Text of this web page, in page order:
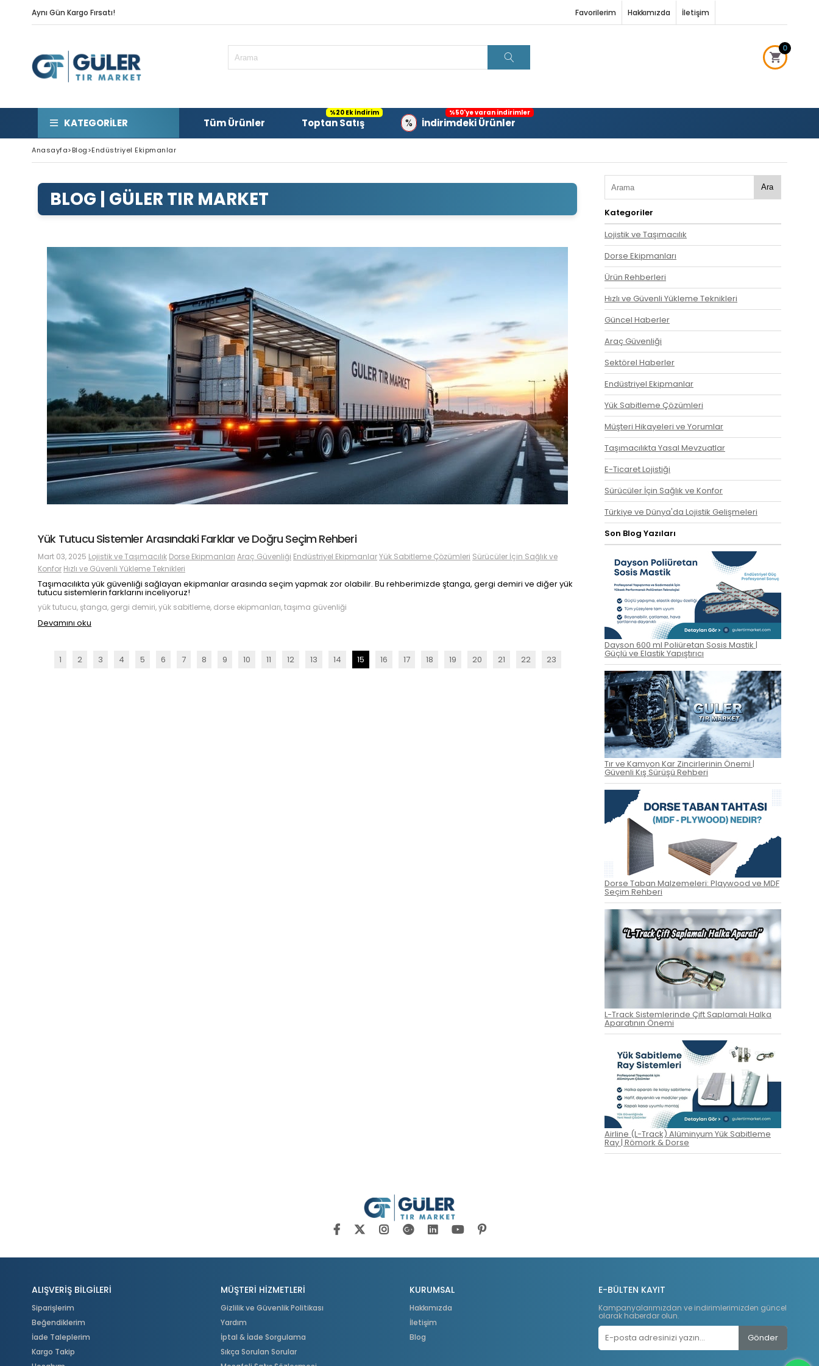
Aynı Gün Kargo Fırsatı! Hakkımızda İletişim
Favorilerim
0
KATEGORILER Tüm Ürünler Toptan Satış
%20 Ek İndirim
% İndirimdeki Ürünler
%50'ye varan indirimler
Anasayfa>Blog>Endüstriyel Ekipmanlar
ENDÜSTRIYEL EKIPMANLAR
Yük Tutucu Sistemler Arasındaki Farklar ve Doğru Seçim Rehberi
Mart 03, 2025 Lojistik ve Taşımacılık Dorse Ekipmanları Araç Güvenliği Endüstriyel EkipmanlarYük Sabitleme Çözümleri Sürücüler İçin Sağlık ve
Konfor Hızlı ve Güvenli Yükleme Teknikleri
Taşımacılıkta yük güvenliği sağlayan ekipmanlar arasında seçim yapmak zor olabilir. Bu rehberimizde ştanga, gergi demiri ve diğer yük
tutucu sistemlerin farklarını inceliyoruz!
yük tutucu, ştanga, gergi demiri, yük sabitleme, dorse ekipmanları, taşıma güvenliği
Devamını oku
1 2 3 4 5 6 7 8 9 10 11 12 13 14 15 16 17 18 19 20 21 22 23
Ara
Kategoriler
Lojistik ve Taşımacılık
Dorse Ekipmanları
Ürün Rehberleri
Hızlı ve Güvenli Yükleme Teknikleri
Güncel Haberler
Araç Güvenliği
Sektörel Haberler
Endüstriyel Ekipmanlar
Yük Sabitleme Çözümleri
Müşteri Hikayeleri ve Yorumlar
Taşımacılıkta Yasal Mevzuatlar
E-Ticaret Lojistiği
Sürücüler İçin Sağlık ve Konfor
Türkiye ve Dünya'da Lojistik Gelişmeleri
Son Blog Yazıları
Dayson 600 ml Poliüretan Sosis Mastik |
Güçlü ve Elastik Yapıştırıcı
Tır ve Kamyon Kar Zincirlerinin Önemi |
Güvenli Kış Sürüşü Rehberi
Dorse Taban Malzemeleri: Playwood ve MDF
Seçim Rehberi
L-Track Sistemlerinde Çift Saplamalı Halka
Aparatının Önemi
Airline (L-Track) Alüminyum Yük Sabitleme
Ray | Römork & Dorse
ALIŞVERİŞ BİLGİLERİ
Siparişlerim
Beğendiklerim
İade Taleplerim
Kargo Takip
MÜŞTERİ HİZMETLERİ
Gizlilik ve Güvenlik Politikası
Yardım
İptal & İade Sorgulama
Sıkça Sorulan Sorular
KURUMSAL
Hakkımızda
İletişim
Blog
E-BÜLTEN KAYIT
Kampanyalarımızdan ve indirimlerimizden güncel
olarak haberdar olun.
Gönder